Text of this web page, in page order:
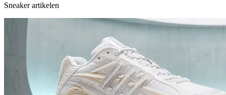
Sneaker artikelen